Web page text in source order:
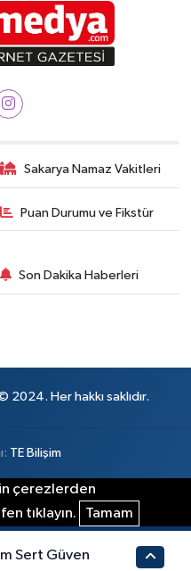
Sakarya Namaz Vakitleri
Puan Durumu ve Fikstür
Son Dakika Haberleri
Her hakkı saklıdır.
TE Bilişim
çerezlerden
tıklayın.
Tamam
Sert Güven